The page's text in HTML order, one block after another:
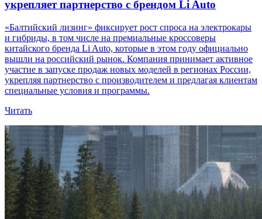
укрепляет партнерство с брендом Li Auto
«Балтийский лизинг» фиксирует рост спроса на электрокары
и гибриды, в том числе на премиальные кроссоверы
китайского бренда Li Auto, которые в этом году официально
вышли на российский рынок. Компания принимает активное
участие в запуске продаж новых моделей в регионах России,
укрепляя партнерство с производителем и предлагая клиентам
специальные условия и программы.
Читать